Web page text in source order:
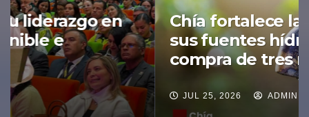
Chía fortalece la protección de
sus fuentes hídricas con la
compra de tres nuevos predios
JUL 25, 2026 ADMIN